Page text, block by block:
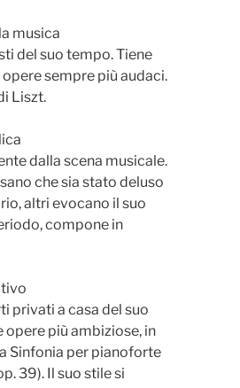
musica
del suo tempo. Tiene
sempre più audaci.
Liszt.
dalla scena musicale.
che sia stato deluso
altri evocano il suo
compone in
privati a casa del suo
più ambiziose, in
Sinfonia per pianoforte
39). Il suo stile si